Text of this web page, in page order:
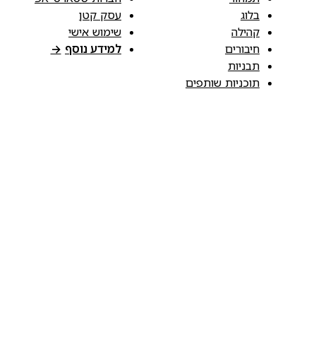
בלוג
קהילה
חיבורים
תבניות
תוכניות שותפים
עסק קטן
שימוש אישי
למידע נוסף →